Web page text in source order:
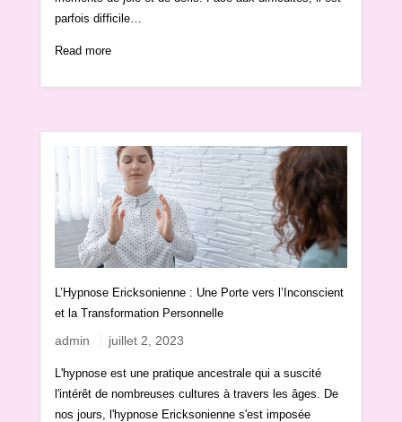
parfois difficile…
Read more
L’Hypnose Ericksonienne : Une Porte vers l’Inconscient
et la Transformation Personnelle
admin juillet 2, 2023
L'hypnose est une pratique ancestrale qui a suscité
l'intérêt de nombreuses cultures à travers les âges. De
nos jours, l'hypnose Ericksonienne s'est imposée